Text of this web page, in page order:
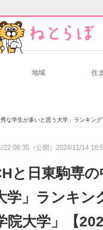
地域 住
」ランキングTOP9！ 第1位は「青山学院大学」【2023年
22 08:35（公開） 2024/11/14
と日東駒専
学」ランキン
大学」【